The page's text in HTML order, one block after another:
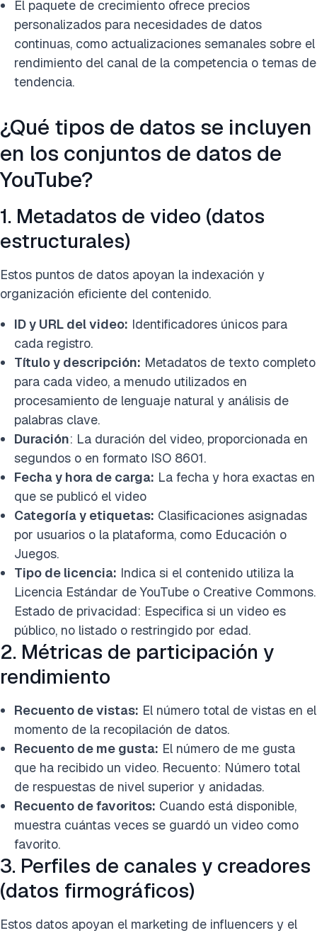
El paquete de crecimiento ofrece precios
personalizados para necesidades de datos
continuas, como actualizaciones semanales sobre el
rendimiento del canal de la competencia o temas de
tendencia.
¿Qué tipos de datos se incluyen
en los conjuntos de datos de
YouTube?
1. Metadatos de video (datos
estructurales)
Estos puntos de datos apoyan la indexación y
organización eficiente del contenido.
ID y URL del video: Identificadores únicos para
cada registro.
Título y descripción: Metadatos de texto completo
para cada video, a menudo utilizados en
procesamiento de lenguaje natural y análisis de
palabras clave.
Duración: La duración del video, proporcionada en
segundos o en formato ISO 8601.
Fecha y hora de carga: La fecha y hora exactas en
que se publicó el video
Categoría y etiquetas: Clasificaciones asignadas
por usuarios o la plataforma, como Educación o
Juegos.
Tipo de licencia: Indica si el contenido utiliza la
Licencia Estándar de YouTube o Creative Commons.
Estado de privacidad: Especifica si un video es
público, no listado o restringido por edad.
2. Métricas de participación y
rendimiento
Recuento de vistas: El número total de vistas en el
momento de la recopilación de datos.
Recuento de me gusta: El número de me gusta
que ha recibido un video. Recuento: Número total
de respuestas de nivel superior y anidadas.
Recuento de favoritos: Cuando está disponible,
muestra cuántas veces se guardó un video como
favorito.
3. Perfiles de canales y creadores
(datos firmográficos)
Estos datos apoyan el marketing de influencers y el